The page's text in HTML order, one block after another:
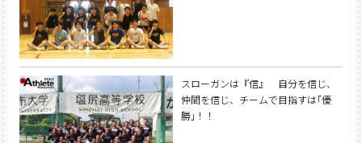
スローガンは『信』 自分を信じ、
仲間を信じ、チームで目指すは｢優
勝｣！！